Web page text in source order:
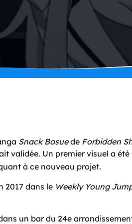
Snack Basuede Forbidden
validée. Un premier visuel a été
à ce nouveau projet.
2017 dans le Weekly Young
un bar du 24e